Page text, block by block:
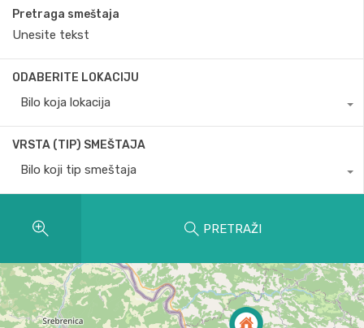
Pretraga smeštaja
ODABERITE LOKACIJU
Bilo koja lokacija
VRSTA (TIP) SMEŠTAJA
Bilo koji tip smeštaja
PRETRAŽI